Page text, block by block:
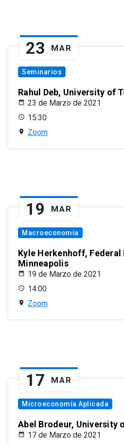
23 MAR
Seminarios
Rahul Deb, University of
23 de Marzo de 2021
15:30
Zoom
19 MAR
Macroeconomía
Kyle Herkenhoff, Federal
Minneapolis
19 de Marzo de 2021
14:00
Zoom
17 MAR
Microeconomía Aplicada
Abel Brodeur, University
17 de Marzo de 2021